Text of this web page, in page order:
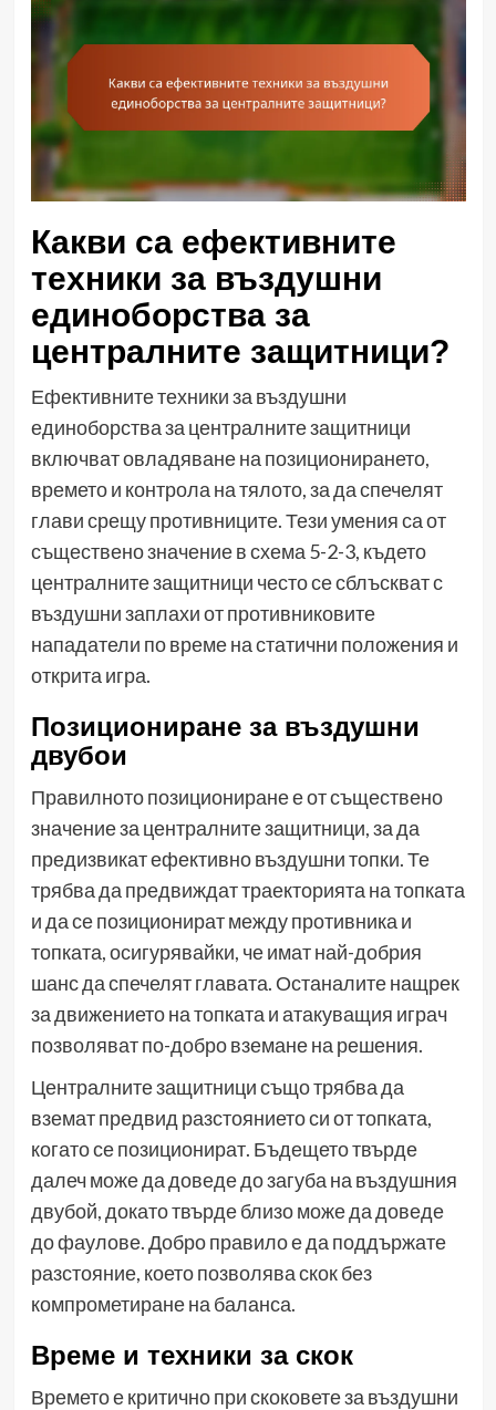
Какви са ефективните
техники за въздушни
единоборства за
централните защитници?
Ефективните техники за въздушни
единоборства за централните защитници
включват овладяване на позиционирането,
времето и контрола на тялото, за да спечелят
глави срещу противниците. Тези умения са от
съществено значение в схема 5-2-3, където
централните защитници често се сблъскват с
въздушни заплахи от противниковите
нападатели по време на статични положения и
открита игра.
Позициониране за въздушни
двубои
Правилното позициониране е от съществено
значение за централните защитници, за да
предизвикат ефективно въздушни топки. Те
трябва да предвиждат траекторията на топката
и да се позиционират между противника и
топката, осигурявайки, че имат най-добрия
шанс да спечелят главата. Останалите нащрек
за движението на топката и атакуващия играч
позволяват по-добро вземане на решения.
Централните защитници също трябва да
вземат предвид разстоянието си от топката,
когато се позиционират. Бъдещето твърде
далеч може да доведе до загуба на въздушния
двубой, докато твърде близо може да доведе
до фаулове. Добро правило е да поддържате
разстояние, което позволява скок без
компрометиране на баланса.
Време и техники за скок
Времето е критично при скоковете за въздушни